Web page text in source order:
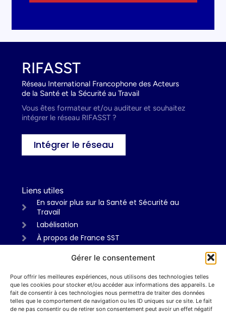
Gérer le consentement
Pour offrir les meilleures expériences, nous utilisons des technologies telles
que les cookies pour stocker et/ou accéder aux informations des appareils. Le
fait de consentir à ces technologies nous permettra de traiter des données
telles que le comportement de navigation ou les ID uniques sur ce site. Le fait
de ne pas consentir ou de retirer son consentement peut avoir un effet négatif
RIFASST
Réseau International Francophone des Acteurs
de la Santé et la Sécurité au Travail
Vous êtes formateur et/ou auditeur et souhaitez
intégrer le réseau RIFASST ?
Intégrer le réseau
Liens utiles
En savoir plus sur la Santé et Sécurité au
Travail
Labélisation
À propos de France SST
Informations
Mentions légales
Politiques de confidentialité